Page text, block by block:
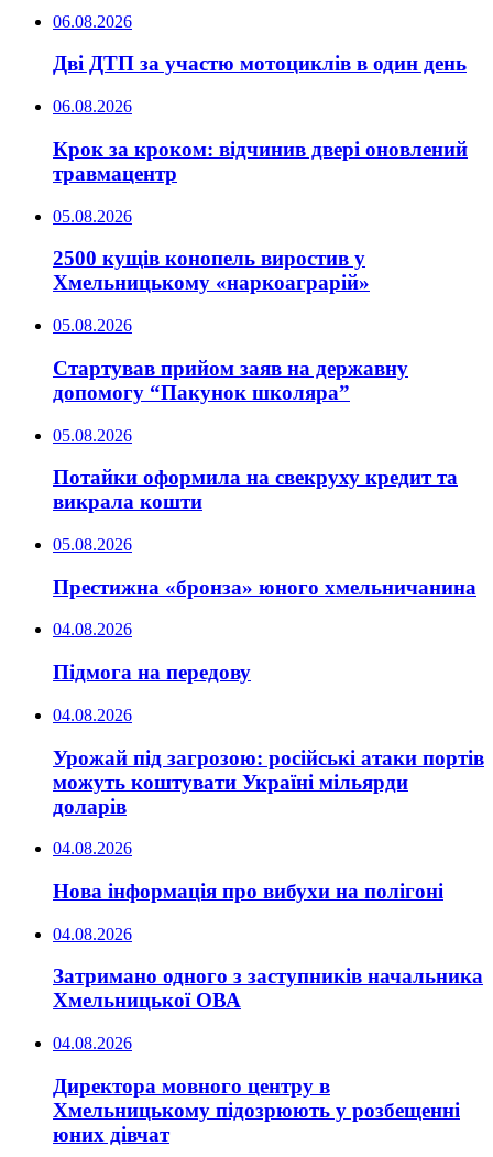
06.08.2026
Дві ДТП за участю мотоциклів в один день
06.08.2026
Крок за кроком: відчинив двері оновлений
травмацентр
05.08.2026
2500 кущів конопель виростив у
Хмельницькому «наркоаграрій»
05.08.2026
Стартував прийом заяв на державну
допомогу “Пакунок школяра”
05.08.2026
Потайки оформила на свекруху кредит та
викрала кошти
05.08.2026
Престижна «бронза» юного хмельничанина
04.08.2026
Підмога на передову
04.08.2026
Урожай під загрозою: російські атаки портів
можуть коштувати Україні мільярди
доларів
04.08.2026
Нова інформація про вибухи на полігоні
04.08.2026
Затримано одного з заступників начальника
Хмельницької ОВА
04.08.2026
Директора мовного центру в
Хмельницькому підозрюють у розбещенні
юних дівчат